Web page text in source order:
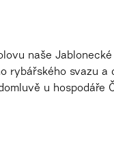
naše
rybářského svazu
u hospodáře